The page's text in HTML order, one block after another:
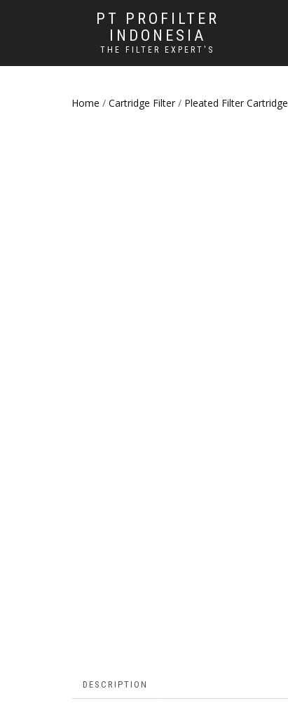
PT PROFILTER
INDONESIA
THE FILTER EXPERT'S
Home / Cartridge Filter / Pleated Filter Cartridge
DESCRIPTION